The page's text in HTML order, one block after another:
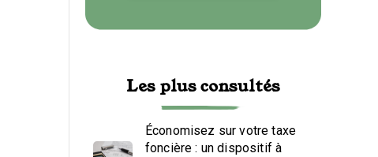
Les plus consultés
Économisez sur votre taxe
foncière : un dispositif à